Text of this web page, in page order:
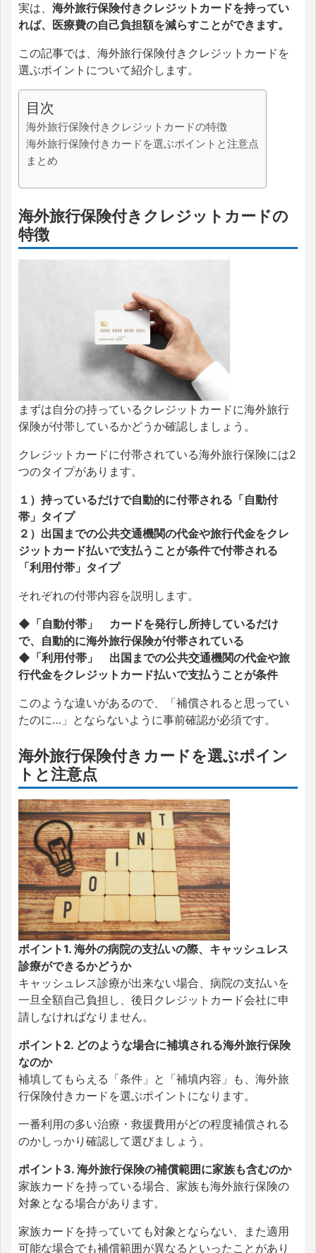
実は、 海外旅行保険付きクレジットカードを持ってい
れば、医療費の自己負担額を減らすことができます。
この記事では、海外旅行保険付きクレジットカードを
選ぶポイントについて紹介します。
目次
海外旅行保険付きクレジットカードの特徴
海外旅行保険付きカードを選ぶポイントと注意点
まとめ
海外旅行保険付きクレジットカードの
特徴
まずは自分の持っているクレジットカードに海外旅行
保険が付帯しているかどうか確認しましょう。
クレジットカードに付帯されている海外旅行保険には2
つのタイプがあります。
１）持っているだけで自動的に付帯される「自動付
帯」タイプ
２）出国までの公共交通機関の代金や旅行代金をクレ
ジットカード払いで支払うことが条件で付帯される
「利用付帯」タイプ
それぞれの付帯内容を説明します。
◆「自動付帯」 カードを発行し所持しているだけ
で、自動的に海外旅行保険が付帯されている
◆「利用付帯」 出国までの公共交通機関の代金や旅
行代金をクレジットカード払いで支払うことが条件
このような違いがあるので、「補償されると思ってい
たのに…」とならないように事前確認が必須です。
海外旅行保険付きカードを選ぶポイン
トと注意点
ポイント1. 海外の病院の支払いの際、キャッシュレス
診療ができるかどうか
キャッシュレス診療が出来ない場合、病院の支払いを
一旦全額自己負担し、後日クレジットカード会社に申
請しなければなりません。
ポイント2. どのような場合に補填される海外旅行保険
なのか
補填してもらえる「条件」と「補填内容」も、海外旅
行保険付きカードを選ぶポイントになります。
一番利用の多い治療・救援費用がどの程度補償される
のかしっかり確認して選びましょう。
ポイント3. 海外旅行保険の補償範囲に家族も含むのか
家族カードを持っている場合、家族も海外旅行保険の
対象となる場合があります。
家族カードを持っていても対象とならない、また適用
可能な場合でも補償範囲が異なるといったことがあり